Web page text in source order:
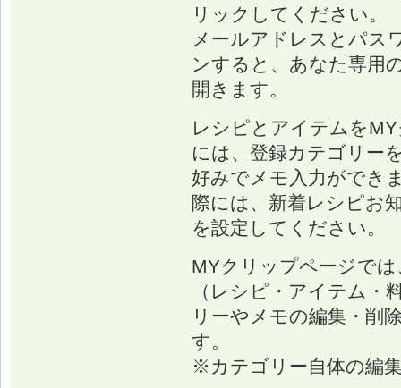
リックしてください。
メールアドレスとパス
ンすると、あなた専用
開きます。
レシピとアイテムを
には、登録カテゴリー
好みでメモ入力ができ
際には、新着レシピお
を設定してください。
MYクリップページで
（レシピ・アイテム・
リーやメモの編集・削
す。
※カテゴリー自体の編